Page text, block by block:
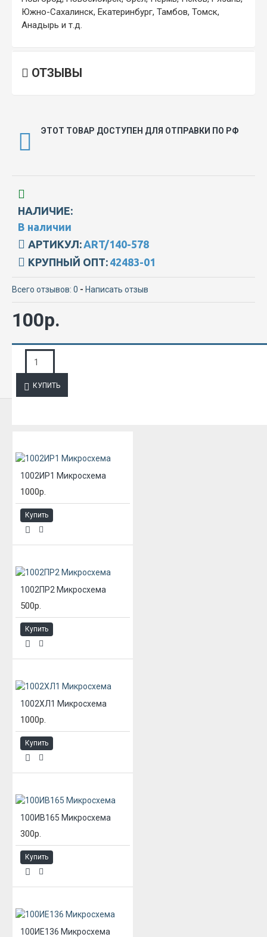
Южно-Сахалинск, Екатеринбург, Тамбов, Томск,
Анадырь и т.д.
ОТЗЫВЫ
ЭТОТ ТОВАР ДОСТУПЕН ДЛЯ ОТПРАВКИ ПО РФ
НАЛИЧИЕ:
В наличии
АРТИКУЛ: ART/140-578
КРУПНЫЙ ОПТ: 42483-01
Всего отзывов: 0 - Написать отзыв
100р.
КУПИТЬ
1002ИР1 Микросхема
1000р.
Купить
1002ПР2 Микросхема
500р.
Купить
1002ХЛ1 Микросхема
1000р.
Купить
100ИВ165 Микросхема
300р.
Купить
100ИЕ136 Микросхема